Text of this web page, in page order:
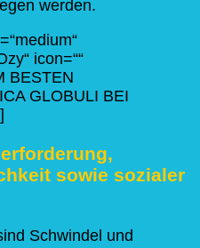
werden.
icon=““
BESTEN
GLOBULI BEI
sowie sozialer
Schwindel und